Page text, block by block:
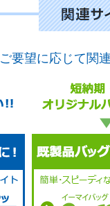
ご要望に応じて関